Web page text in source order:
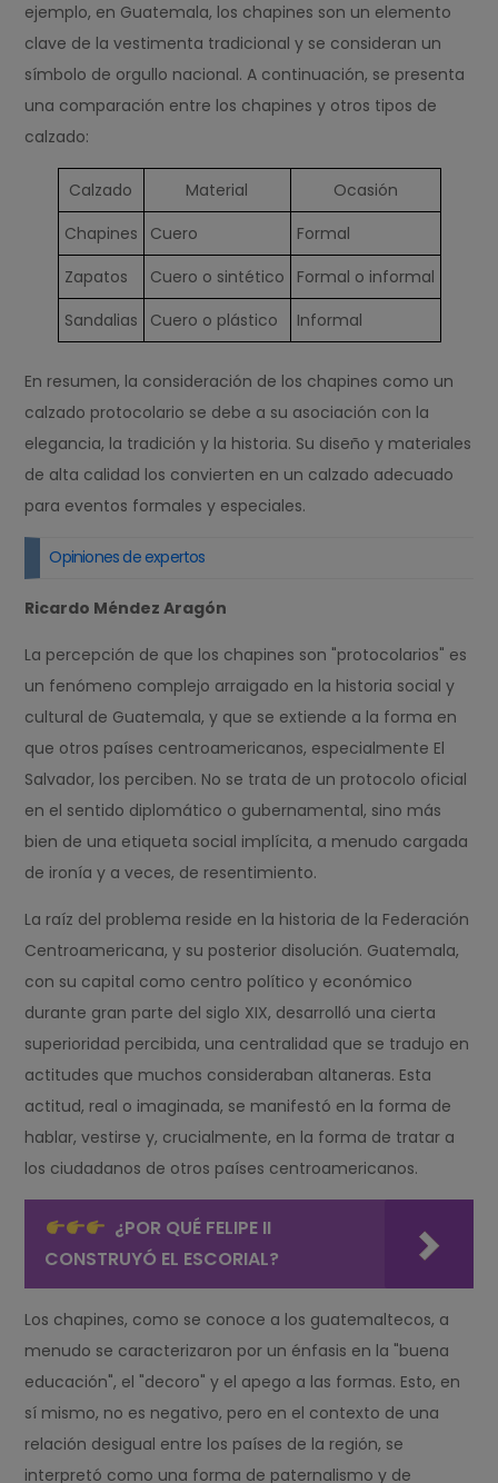
ejemplo, en Guatemala, los chapines son un elemento
clave de la vestimenta tradicional y se consideran un
símbolo de orgullo nacional. A continuación, se presenta
una comparación entre los chapines y otros tipos de
calzado:
Calzado Material
Ocasión
Chapines
Cuero
Formal
Zapatos
Cuero o sintético
Formal o informal
Sandalias
Cuero o plástico Informal
En resumen, la consideración de los chapines como un
calzado protocolario se debe a su asociación con la
elegancia, la tradición y la historia. Su diseño y materiales
de alta calidad los convierten en un calzado adecuado
para eventos formales y especiales.
Opiniones de expertos
Ricardo Méndez Aragón
La percepción de que los chapines son "protocolarios" es
un fenómeno complejo arraigado en la historia social y
cultural de Guatemala, y que se extiende a la forma en
que otros países centroamericanos, especialmente El
Salvador, los perciben. No se trata de un protocolo oficial
en el sentido diplomático o gubernamental, sino más
bien de una etiqueta social implícita, a menudo cargada
de ironía y a veces, de resentimiento.
La raíz del problema reside en la historia de la Federación
Centroamericana, y su posterior disolución. Guatemala,
con su capital como centro político y económico
durante gran parte del siglo XIX, desarrolló una cierta
superioridad percibida, una centralidad que se tradujo en
actitudes que muchos consideraban altaneras. Esta
actitud, real o imaginada, se manifestó en la forma de
hablar, vestirse y, crucialmente, en la forma de tratar a
los ciudadanos de otros países centroamericanos.
¿POR QUÉ FELIPE II
CONSTRUYÓ EL ESCORIAL?
Los chapines, como se conoce a los guatemaltecos, a
menudo se caracterizaron por un énfasis en la "buena
educación", el "decoro" y el apego a las formas. Esto, en
sí mismo, no es negativo, pero en el contexto de una
relación desigual entre los países de la región, se
interpretó como una forma de paternalismo y de